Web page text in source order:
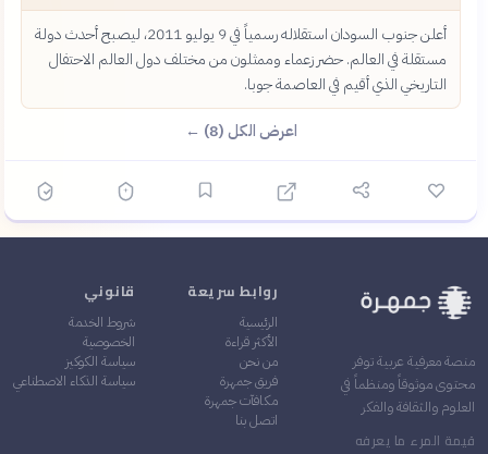
أعلن جنوب السودان استقلاله رسمياً في 9 يوليو 2011، ليصبح أحدث دولة
مستقلة في العالم. حضر زعماء وممثلون من مختلف دول العالم الاحتفال
التاريخي الذي أقيم في العاصمة جوبا.
اعرض الكل (8) ←
منصة معرفية عربية توفر
محتوى موثوقاً ومنظماً في
العلوم والثقافة والفكر
قيمة المرء ما يعرفه
روابط سريعة
الرئيسية
الأكثر قراءة
من نحن
فريق جمهرة
مكافآت جمهرة
اتصل بنا
قانوني
شروط الخدمة
الخصوصية
سياسة الكوكيز
سياسة الذكاء الاصطناعي